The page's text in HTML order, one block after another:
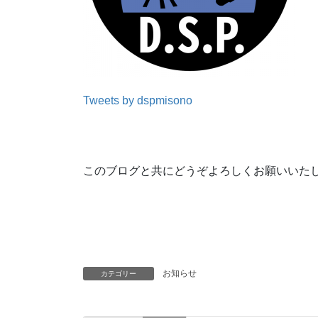
Tweets by dspmisono
このブログと共にどうぞよろしくお願いいた
カテゴリー お知らせ